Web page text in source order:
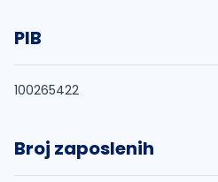
PIB
100265422
Broj zaposlenih